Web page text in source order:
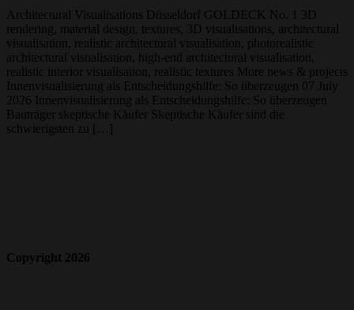
Architectural Visualisations Düsseldorf GOLDECK No. 1 3D
rendering, material design, textures, 3D visualisations, architectural
visualisation, realistic architectural visualisation, photorealistic
architectural visualisation, high-end architectural visualisation,
realistic interior visualisation, realistic textures More news & projects
Innenvisualisierung als Entscheidungshilfe: So überzeugen 07 July
2026 Innenvisualisierung als Entscheidungshilfe: So überzeugen
Bauträger skeptische Käufer Skeptische Käufer sind die
schwierigsten zu […]
Copyright 2026